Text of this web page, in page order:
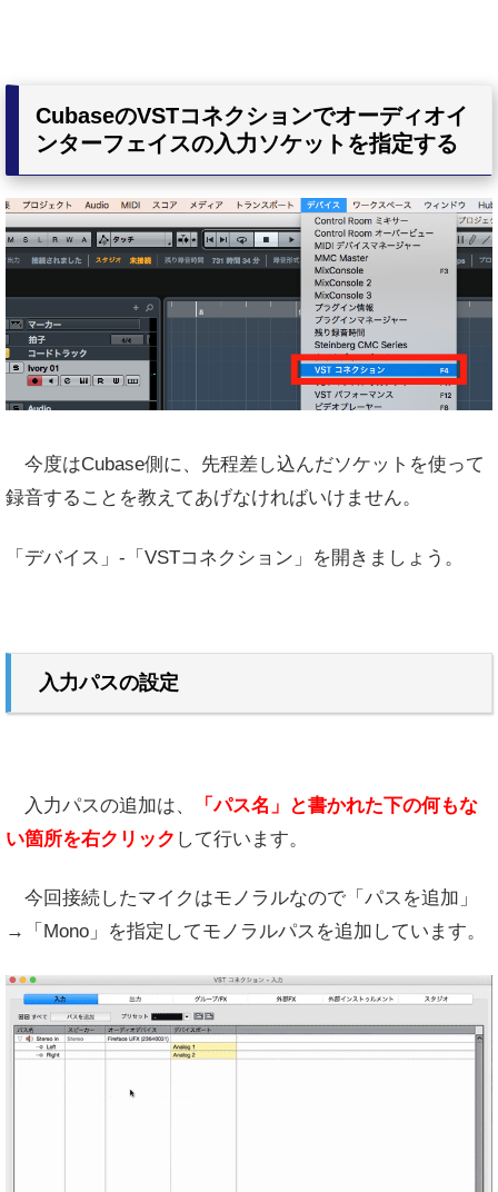
CubaseのVSTコネクションでオーディオイ
ンターフェイスの入力ソケットを指定する
今度はCubase側に、先程差し込んだソケットを使って
録音することを教えてあげなければいけません。
「デバイス」-「VSTコネクション」を開きましょう。
入力パスの設定
入力パスの追加は、
「パス名」と書かれた下の何もな
い箇所を右クリック して行います。
今回接続したマイクはモノラルなので「パスを追加」
→「Mono」を指定してモノラルパスを追加しています。